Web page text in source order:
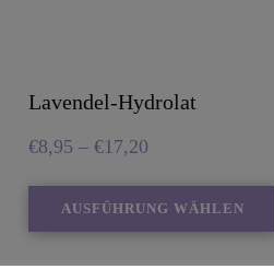
Lavendel-Hydrolat
€8,95 – €17,20
AUSFÜHRUNG WÄHLEN